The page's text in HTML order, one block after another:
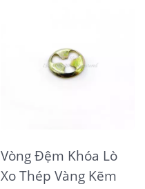
Vòng Đệm Khóa Lò
Xo Thép Vàng Kẽm